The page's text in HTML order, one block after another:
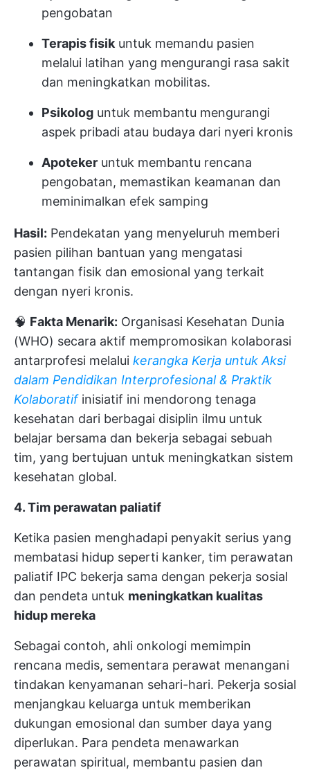
pengobatan
Terapis fisik untuk memandu pasien
melalui latihan yang mengurangi rasa sakit
dan meningkatkan mobilitas.
Psikolog untuk membantu mengurangi
aspek pribadi atau budaya dari nyeri kronis
Apoteker untuk membantu rencana
pengobatan, memastikan keamanan dan
meminimalkan efek samping
Hasil: Pendekatan yang menyeluruh memberi
pasien pilihan bantuan yang mengatasi
tantangan fisik dan emosional yang terkait
dengan nyeri kronis.
🧠 Fakta Menarik: Organisasi Kesehatan Dunia
(WHO) secara aktif mempromosikan kolaborasi
antarprofesi melalui kerangka Kerja untuk Aksi
dalam Pendidikan Interprofesional & Praktik
Kolaboratifinisiatif ini mendorong tenaga
kesehatan dari berbagai disiplin ilmu untuk
belajar bersama dan bekerja sebagai sebuah
tim, yang bertujuan untuk meningkatkan sistem
kesehatan global.
4. Tim perawatan paliatif
Ketika pasien menghadapi penyakit serius yang
membatasi hidup seperti kanker, tim perawatan
paliatif IPC bekerja sama dengan pekerja sosial
dan pendeta untuk meningkatkan kualitas
hidup mereka
Sebagai contoh, ahli onkologi memimpin
rencana medis, sementara perawat menangani
tindakan kenyamanan sehari-hari. Pekerja sosial
menjangkau keluarga untuk memberikan
dukungan emosional dan sumber daya yang
diperlukan. Para pendeta menawarkan
perawatan spiritual, membantu pasien dan